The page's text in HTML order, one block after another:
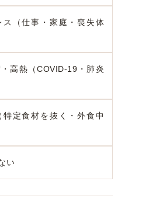
ス（仕事・家庭・喪失体
高熱（COVID-19・肺炎
定食材を抜く・外食中
い